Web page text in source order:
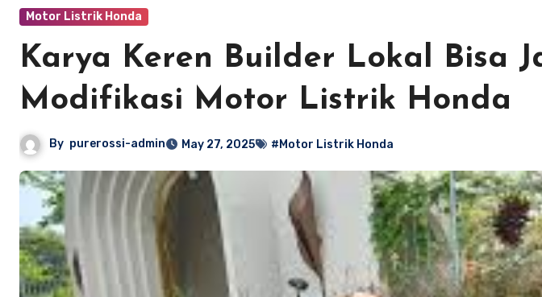
Motor Listrik Honda
Karya Keren Builder Lokal Bisa
Modifikasi Motor Listrik Honda
By purerossi-admin May 27, 2025 #Motor Listrik Honda